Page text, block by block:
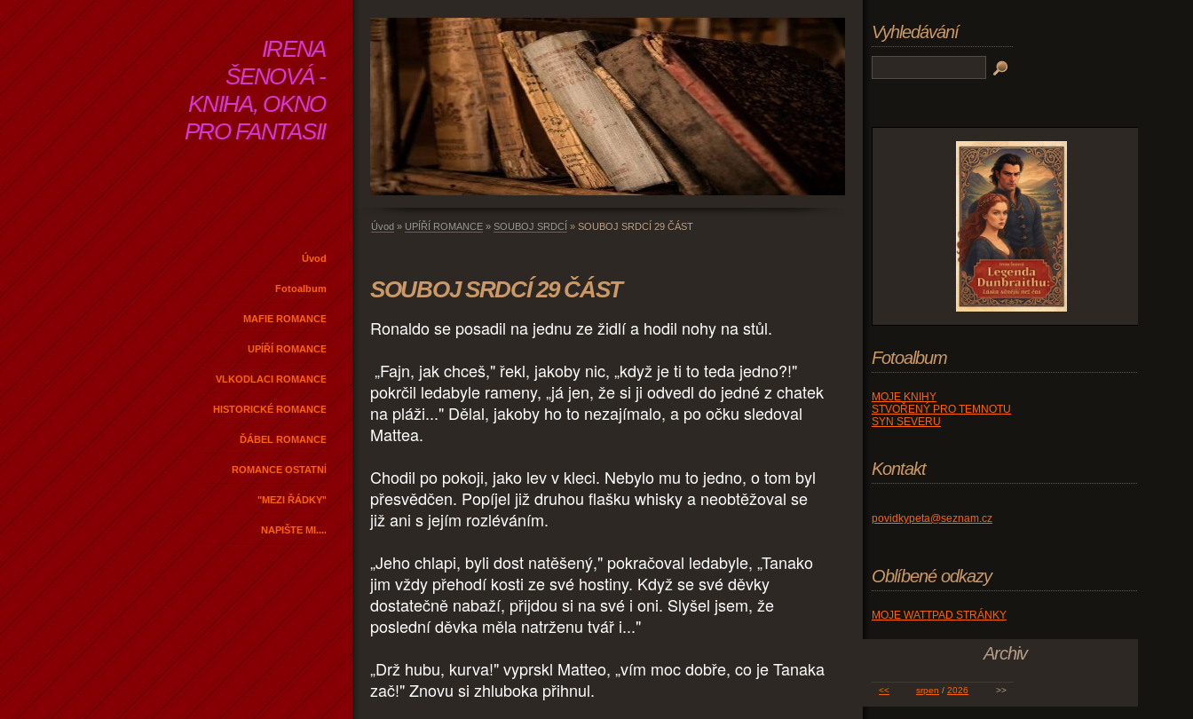
IRENA
ŠENOVÁ -
KNIHA, OKNO
PRO FANTASII
Úvod
Fotoalbum
MAFIE ROMANCE
UPÍŘÍ ROMANCE
VLKODLACI ROMANCE
HISTORICKÉ ROMANCE
ĎÁBEL ROMANCE
ROMANCE OSTATNÍ
"MEZI ŘÁDKY"
NAPIŠTE MI....
Úvod » UPÍŘÍ ROMANCE » SOUBOJ SRDCÍ » SOUBOJ SRDCÍ 29 ČÁST
SOUBOJ SRDCÍ 29 ČÁST
Ronaldo se posadil na jednu ze židlí a hodil nohy na stůl.
„Fajn, jak chceš," řekl, jakoby nic, „když je ti to teda jedno?!"
pokrčil ledabyle rameny, „já jen, že si ji odvedl do jedné z chatek
na pláži..." Dělal, jakoby ho to nezajímalo, a po očku sledoval
Mattea.
Chodil po pokoji, jako lev v kleci. Nebylo mu to jedno, o tom byl
přesvědčen. Popíjel již druhou flašku whisky a neobtěžoval se
již ani s jejím rozléváním.
„Jeho chlapi, byli dost natěšený," pokračoval ledabyle, „Tanako
jim vždy přehodí kosti ze své hostiny. Když se své děvky
dostatečně nabaží, přijdou si na své i oni. Slyšel jsem, že
poslední děvka měla natrženu tvář i..."
„Drž hubu, kurva!" vyprskl Matteo, „vím moc dobře, co je Tanaka
zač!" Znovu si zhluboka přihnul.
Vyhledávání
Fotoalbum
MOJE KNIHY
STVOŘENÝ PRO TEMNOTU
SYN SEVERU
Kontakt
povidkypeta@seznam.cz
Oblíbené odkazy
MOJE WATTPAD STRÁNKY
Archiv
<< srpen / 2026 >>